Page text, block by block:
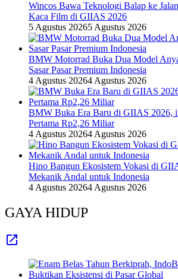
Wincos Bawa Teknologi Balap ke
Kaca Film di GIIAS 2026
5 Agustus 20265 Agustus 2026
BMW Motorrad Buka Dua Model
Sasar Pasar Premium Indonesia
4 Agustus 20264 Agustus 2026
BMW Buka Era Baru di GIIAS 2026,
Pertama Rp2,26 Miliar
4 Agustus 20264 Agustus 2026
Hino Bangun Ekosistem Vokasi di
Mekanik Andal untuk Indonesia
4 Agustus 20264 Agustus 2026
GAYA HIDUP